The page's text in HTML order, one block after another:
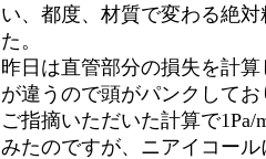
い、都度、材質で変わる絶
た。
昨日は直管部分の損失を計
が違うので頭がパンクして
ご指摘いただいた計算で
みたのですが、ニアイコー